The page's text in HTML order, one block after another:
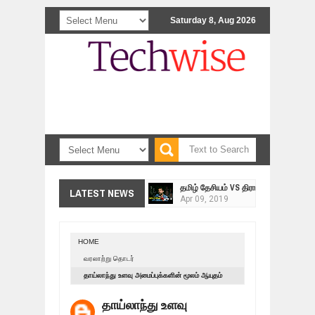
Saturday 8, Aug 2026
LATEST NEWS தமிழ் தேசியம் VS திராவிடம் -
Apr 09, 2019
Mar
HOME
வரலாற்று தொடர்
தாய்லாந்து உளவு அமைப்புக்களின் மூலம் ஆயுதம்
41
தாய்லாந்து உளவு